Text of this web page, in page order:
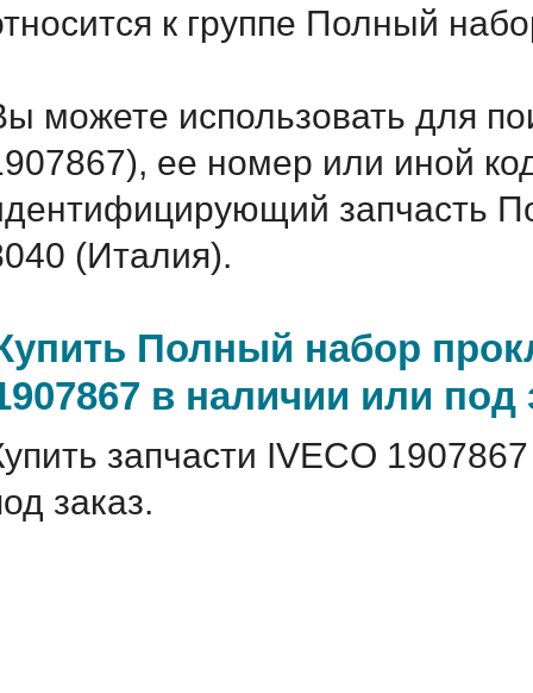
к группе Полный
можете использовать для
ее номер или иной
запчасть
(Италия).
Полный набор
в наличии или под
запчасти IVECO
заказ.